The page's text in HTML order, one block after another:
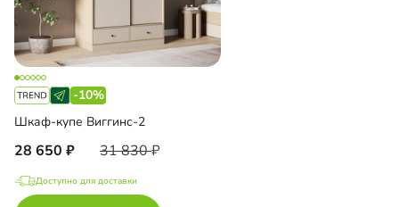
-10%
Шкаф-купе Виггинс-2
28 650 31 830
Доступно для доставки